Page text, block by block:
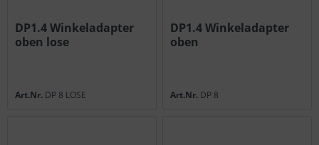
DP1.4 Winkeladapter
oben lose
Art.Nr. DP 8 LOSE
DP1.4 Winkeladapter
oben
Art.Nr. DP 8